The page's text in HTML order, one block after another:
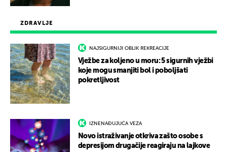
ZDRAVLJE
NAJSIGURNIJI OBLIK REKREACIJE
Vježbe za koljeno u moru: 5 sigurnih vježbi
koje mogu smanjiti bol i poboljšati
pokretljivost
IZNENAĐUJUĆA VEZA
Novo istraživanje otkriva zašto osobe s
depresijom drugačije reagiraju na lajkove